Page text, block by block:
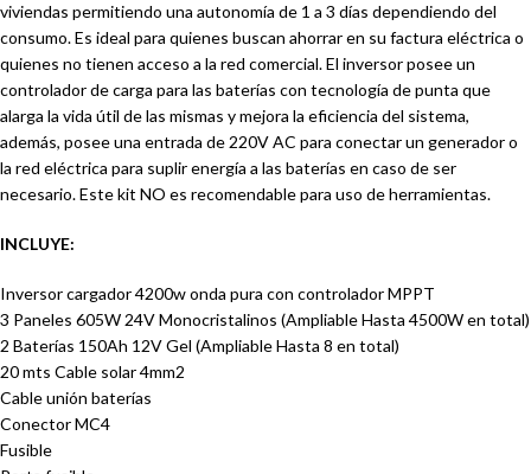
viviendas permitiendo una autonomía de 1 a 3 días dependiendo del
consumo. Es ideal para quienes buscan ahorrar en su factura eléctrica o
quienes no tienen acceso a la red comercial. El inversor posee un
controlador de carga para las baterías con tecnología de punta que
alarga la vida útil de las mismas y mejora la eficiencia del sistema,
además, posee una entrada de 220V AC para conectar un generador o
la red eléctrica para suplir energía a las baterías en caso de ser
necesario. Este kit NO es recomendable para uso de herramientas.
INCLUYE:
Inversor cargador 4200w onda pura con controlador MPPT
3 Paneles 605W 24V Monocristalinos (Ampliable Hasta 4500W en total)
2 Baterías 150Ah 12V Gel (Ampliable Hasta 8 en total)
20 mts Cable solar 4mm2
Cable unión baterías
Conector MC4
Fusible